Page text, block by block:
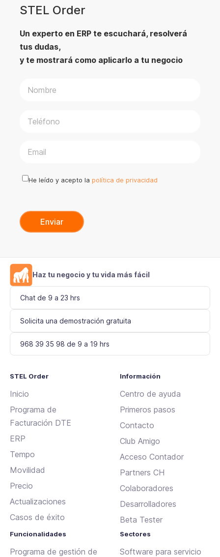
STEL Order
Un experto en ERP te escuchará, resolverá
tus dudas,
y te mostrará como aplicarlo a tu negocio
v
,
j
a
e
s
c
a
p
o
v
a
c
.
He leído y acepto la política de privacidad
Haz tu negocio y tu vida más fácil
Chat de 9 a 23 hrs
Solicita una demostración gratuita
968 39 35 98 de 9 a 19 hrs
STEL Order
Inicio
Programa de
Facturación DTE
ERP
Tempo
Movilidad
Precio
Actualizaciones
Casos de éxito
Información
Centro de ayuda
Primeros pasos
Contacto
Club Amigo
Acceso Contador
Partners CH
Colaboradores
Desarrolladores
Beta Tester
Funcionalidades
Programa de gestión de
Sectores
Software para servicio